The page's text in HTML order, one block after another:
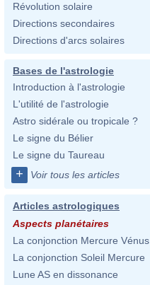
Révolution solaire
Directions secondaires
Directions d'arcs solaires
Bases de l'astrologie
Introduction à l'astrologie
L'utilité de l'astrologie
Astro sidérale ou tropicale ?
Le signe du Bélier
Le signe du Taureau
+ Voir tous les articles
Articles astrologiques
Aspects planétaires
La conjonction Mercure Vénus
La conjonction Soleil Mercure
Lune AS en dissonance